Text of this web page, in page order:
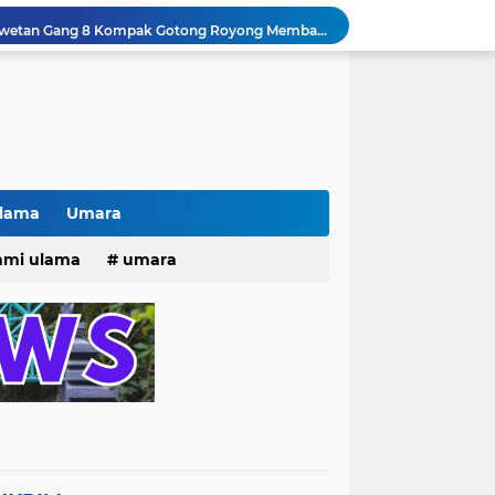
Beri Santunan Korban Gempa***
Kisah tukang parkir yang sebelumnya ramai diperbincangkan terkait persoalan parkir gratis di sebuah minimarket di Bekasi kini memasuki babak baru.
Umara
dan Maknanya
ulama umara
2025